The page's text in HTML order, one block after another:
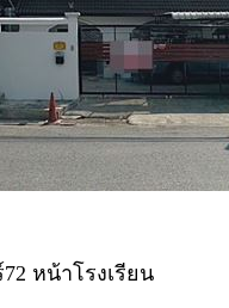
หน้าโรงเรียน